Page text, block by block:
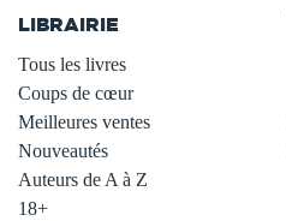
LIBRAIRIE
Tous les livres
Coups de cœur
Meilleures ventes
Nouveautés
Auteurs de A à Z
18+